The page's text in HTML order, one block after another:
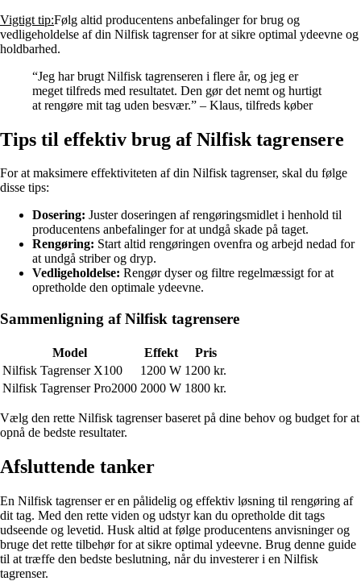
Vigtigt tip:Følg altid producentens anbefalinger for brug og
vedligeholdelse af din Nilfisk tagrenser for at sikre optimal ydeevne og
holdbarhed.
“Jeg har brugt Nilfisk tagrenseren i flere år, og jeg er
meget tilfreds med resultatet. Den gør det nemt og hurtigt
at rengøre mit tag uden besvær.” – Klaus, tilfreds køber
Tips til effektiv brug af Nilfisk tagrensere
For at maksimere effektiviteten af din Nilfisk tagrenser, skal du følge
disse tips:
Dosering: Juster doseringen af rengøringsmidlet i henhold til
producentens anbefalinger for at undgå skade på taget.
Rengøring: Start altid rengøringen ovenfra og arbejd nedad for
at undgå striber og dryp.
Vedligeholdelse: Rengør dyser og filtre regelmæssigt for at
opretholde den optimale ydeevne.
Sammenligning af Nilfisk tagrensere
Model Effekt
Pris
Nilfisk Tagrenser X100
1200 W 1200 kr.
Nilfisk Tagrenser Pro2000 2000 W 1800 kr.
Vælg den rette Nilfisk tagrenser baseret på dine behov og budget for at
opnå de bedste resultater.
Afsluttende tanker
En Nilfisk tagrenser er en pålidelig og effektiv løsning til rengøring af
dit tag. Med den rette viden og udstyr kan du opretholde dit tags
udseende og levetid. Husk altid at følge producentens anvisninger og
bruge det rette tilbehør for at sikre optimal ydeevne. Brug denne guide
til at træffe den bedste beslutning, når du investerer i en Nilfisk
tagrenser.